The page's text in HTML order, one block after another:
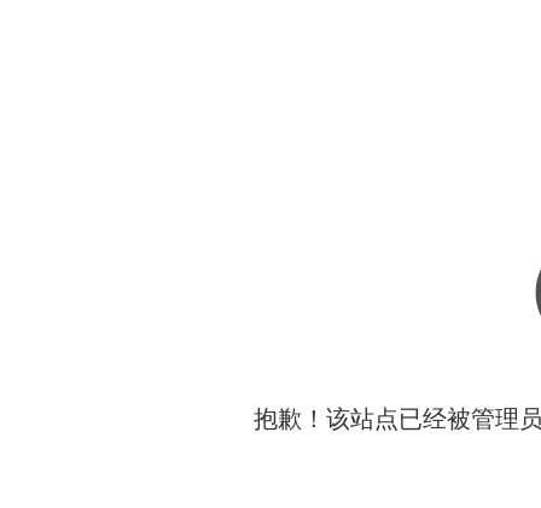
抱歉！该站点已经被管理